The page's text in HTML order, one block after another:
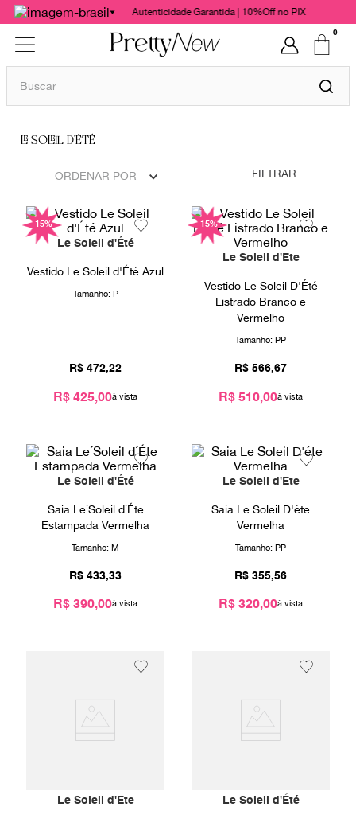
Autenticidade Garantida | 10%Off no PIX
0
Buscar
LE SOLEIL D'ÉTÉ
ORDENAR POR FILTRAR
15%
Le Soleil d'Été
Vestido Le Soleil d'Été Azul
Tamanho: P
R$ 472,22
R$ 425,00
15%
Le Soleil d'Ete
Vestido Le Soleil D'Été
Listrado Branco e
Vermelho
Tamanho: PP
R$ 566,67
R$ 510,00
Le Soleil d'Été
Saia Le´Soleil d´Éte
Estampada Vermelha
Tamanho: M
R$ 433,33
R$ 390,00
Le Soleil d'Ete
Saia Le Soleil D'éte
Vermelha
Tamanho: PP
R$ 355,56
R$ 320,00
Le Soleil d'Ete Le Soleil d'Été
bolsas
cris barros
vestido
louis vuitton